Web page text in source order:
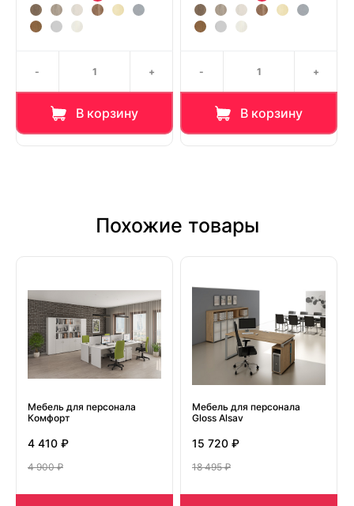
- +
В корзину
- +
В корзину
Похожие товары
Мебель для персонала
Комфорт
4 410 ₽
4 900 ₽
Мебель для персонала
Gloss Alsav
15 720 ₽
18 495 ₽